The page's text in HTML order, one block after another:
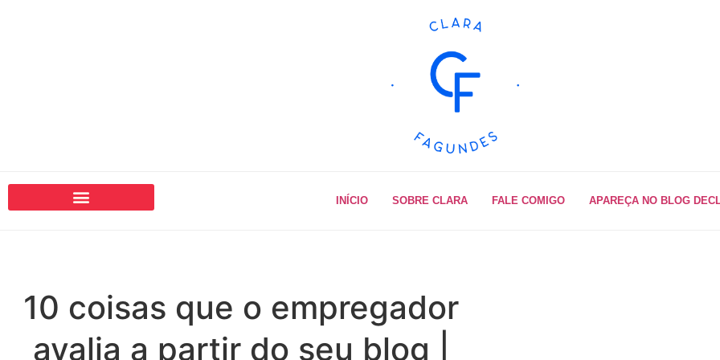
INÍCIO SOBRE CLARA FALE COMIGO APAREÇA NO BLOG
10 coisas que o empregador
avalia a partir do seu blog |